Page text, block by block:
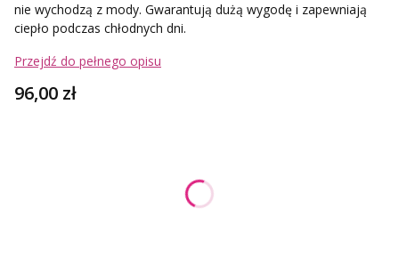
nie wychodzą z mody. Gwarantują dużą wygodę i zapewniają
ciepło podczas chłodnych dni.
Przejdź do pełnego opisu
Cena
96,00 zł